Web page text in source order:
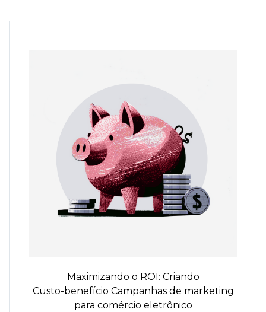
Maximizando o ROI: Criando
Custo-benefício Campanhas de marketing
para comércio eletrônico